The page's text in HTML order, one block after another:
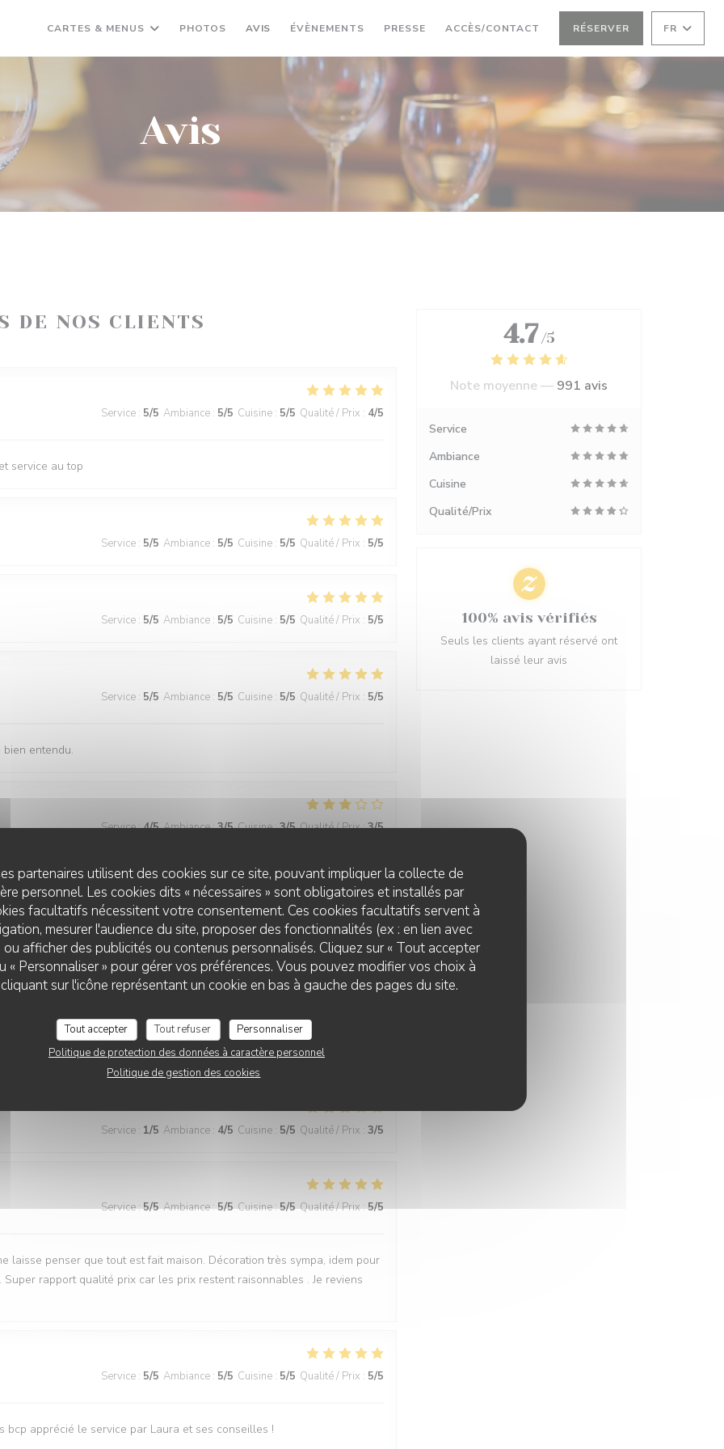
partenaires utilisent des cookies sur ce site, pouvant impliquer la collecte de
personnel. Les cookies dits « nécessaires » sont obligatoires et installés par
facultatifs nécessitent votre consentement. Ces cookies facultatifs servent à
mesurer l'audience du site, proposer des fonctionnalités (ex : en lien avec
afficher des publicités ou contenus personnalisés. Cliquez sur « Tout accepter
« Personnaliser » pour gérer vos préférences. Vous pouvez modifier vos choix à
sur l'icône représentant un cookie en bas à gauche des pages du site.
Tout accepter Tout refuser
Personnaliser
Politique de protection des données à caractère personnel
Politique de gestion des cookies
CARTES & MENUS PHOTOS AVIS ÉVÈNEMENTS PRESSE ACCÈS/CONTACT RÉSERVER FR
Avis
DE NOS CLIENTS
Service : 5/5 Ambiance : 5/5 Cuisine : 5/5 Qualité / Prix : 4/5
service au top
Service : 5/5 Ambiance : 5/5 Cuisine : 5/5 Qualité / Prix : 5/5
Service : 5/5 Ambiance : 5/5 Cuisine : 5/5 Qualité / Prix : 5/5
Service : 5/5 Ambiance : 5/5 Cuisine : 5/5 Qualité / Prix : 5/5
entendu.
Service:4/5 Ambiance:3/5 Cuisine:3/5 Qualité / Prix:3/5
Service: /5 Ambiance Cuisine /5 Qualité / Prix :
lieux appréciable dommage pour une présence trop envahissante des
Service:5/5 Ambiance:5/5 Cuisine: 4/5 Qualité / Prix
Service : 1/5 Ambiance : 4/5 Cuisine : 5/5 Qualité / Prix : 3/5
Service:5/5 Ambiance:5/5 Cuisine:5/5 Qualité / Prix:5/5
laisse penser que tout est fait maison. Décoration très sympa, idem pour
rapport qualité prix car les prix restent raisonnables . Je reviens
Service : 5/5 Ambiance : 5/5 Cuisine : 5/5 Qualité / Prix : 5/5
bcp apprécié le service par Laura et ses conseilles !
4.7 /5
Note moyenne — 991 avis
Service
Ambiance
Cuisine
Qualité/Prix
100% avis vérifiés
Seuls les clients ayant réservé ont
laissé leur avis